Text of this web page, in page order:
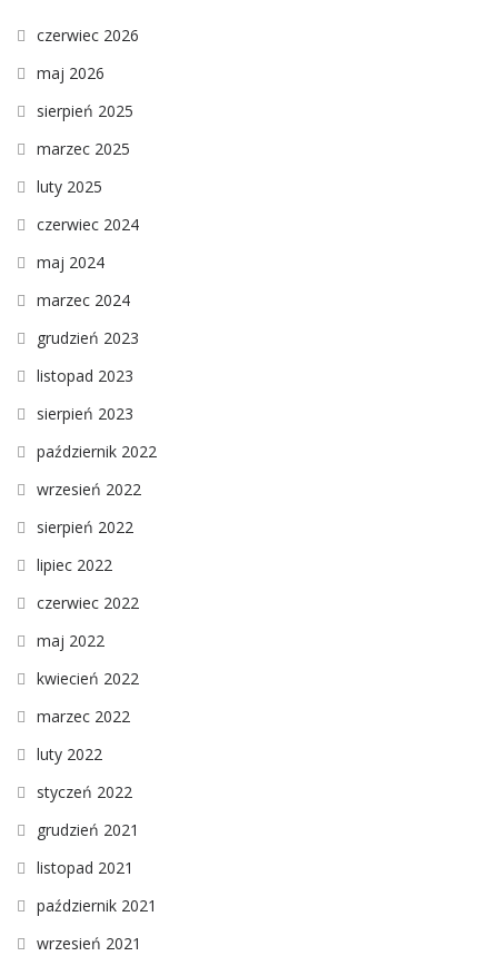
czerwiec 2026
maj 2026
sierpień 2025
marzec 2025
luty 2025
czerwiec 2024
maj 2024
marzec 2024
grudzień 2023
listopad 2023
sierpień 2023
październik 2022
wrzesień 2022
sierpień 2022
lipiec 2022
czerwiec 2022
maj 2022
kwiecień 2022
marzec 2022
luty 2022
styczeń 2022
grudzień 2021
listopad 2021
październik 2021
wrzesień 2021